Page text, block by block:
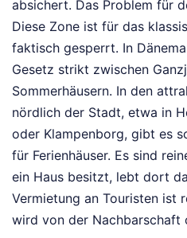
absichert. Das Problem für
Diese Zone ist für das
faktisch gesperrt. In
Gesetz strikt zwischen
Sommerhäusern. In den
nördlich der Stadt, etwa in
oder Klampenborg, gibt es
für Ferienhäuser. Es sind
ein Haus besitzt, lebt dort
Vermietung an Touristen ist
wird von der Nachbarschaft